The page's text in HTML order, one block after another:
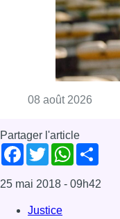
08 août 2026
Partager l'article
Facebook
TwitterWhatsApp
25 mai 2018 - 09h42
Justice